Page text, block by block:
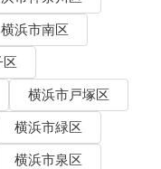
横浜市南区
区
横浜市戸塚区
横浜市緑区
横浜市泉区